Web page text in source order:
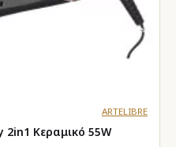
ARTELIBRE
Κεραμικό 55W